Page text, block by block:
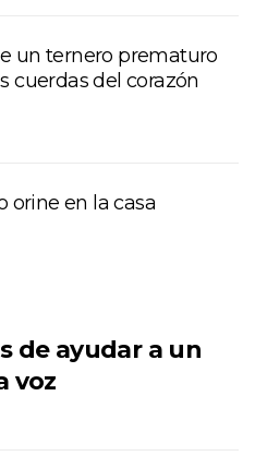
un ternero prematuro
cuerdas del corazón
orine en la casa
de ayudar a un
voz